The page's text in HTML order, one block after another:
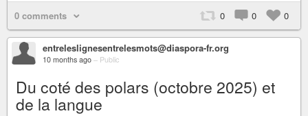
0 comments 0 0 0
entreleslignesentrelesmots@diaspora-fr.org
10 months ago – Public
Du coté des polars (octobre 2025) et
de la langue